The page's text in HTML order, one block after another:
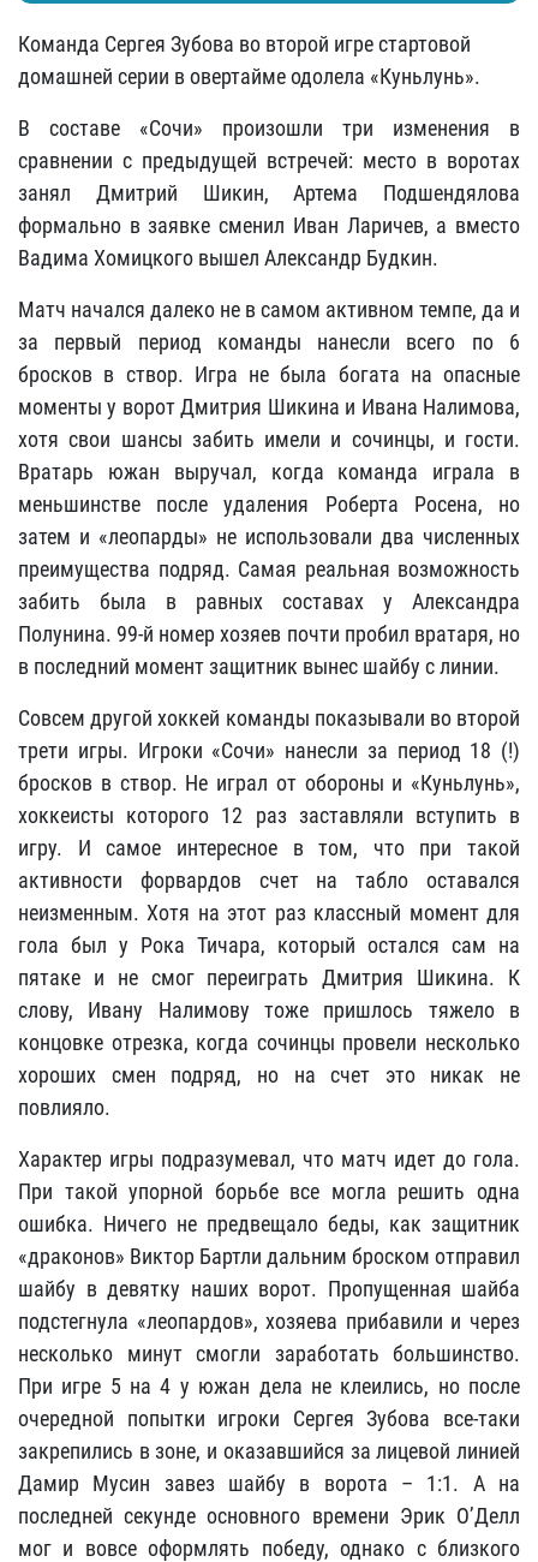
Команда Сергея Зубова во второй игре стартовой
домашней серии в овертайме одолела «Куньлунь».
В составе «Сочи» произошли три изменения в
сравнении с предыдущей встречей: место в воротах
занял Дмитрий Шикин, Артема Подшендялова
формально в заявке сменил Иван Ларичев, а вместо
Вадима Хомицкого вышел Александр Будкин.
Матч начался далеко не в самом активном темпе, да и
за первый период команды нанесли всего по 6
бросков в створ. Игра не была богата на опасные
моменты у ворот Дмитрия Шикина и Ивана Налимова,
хотя свои шансы забить имели и сочинцы, и гости.
Вратарь южан выручал, когда команда играла в
меньшинстве после удаления Роберта Росена, но
затем и «леопарды» не использовали два численных
преимущества подряд. Самая реальная возможность
забить была в равных составах у Александра
Полунина. 99-й номер хозяев почти пробил вратаря, но
в последний момент защитник вынес шайбу с линии.
Совсем другой хоккей команды показывали во второй
трети игры. Игроки «Сочи» нанесли за период 18 (!)
бросков в створ. Не играл от обороны и «Куньлунь»,
хоккеисты которого 12 раз заставляли вступить в
игру. И самое интересное в том, что при такой
активности форвардов счет на табло оставался
неизменным. Хотя на этот раз классный момент для
гола был у Рока Тичара, который остался сам на
пятаке и не смог переиграть Дмитрия Шикина. К
слову, Ивану Налимову тоже пришлось тяжело в
концовке отрезка, когда сочинцы провели несколько
хороших смен подряд, но на счет это никак не
повлияло.
Характер игры подразумевал, что матч идет до гола.
При такой упорной борьбе все могла решить одна
ошибка. Ничего не предвещало беды, как защитник
«драконов» Виктор Бартли дальним броском отправил
шайбу в девятку наших ворот. Пропущенная шайба
подстегнула «леопардов», хозяева прибавили и через
несколько минут смогли заработать большинство.
При игре 5 на 4 у южан дела не клеились, но после
очередной попытки игроки Сергея Зубова все-таки
закрепились в зоне, и оказавшийся за лицевой линией
Дамир Мусин завез шайбу в ворота – 1:1. А на
последней секунде основного времени Эрик О’Делл
мог и вовсе оформлять победу, однако с близкого